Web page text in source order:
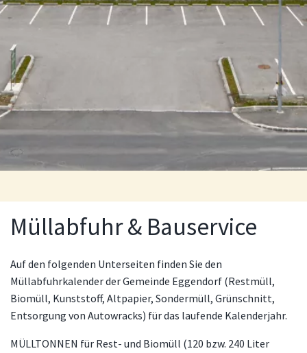
Müllabfuhr & Bauservice
Auf den folgenden Unterseiten finden Sie den
Müllabfuhrkalender der Gemeinde Eggendorf (Restmüll,
Biomüll, Kunststoff, Altpapier, Sondermüll, Grünschnitt,
Entsorgung von Autowracks) für das laufende Kalenderjahr.
MÜLLTONNEN für Rest- und Biomüll (120 bzw. 240 Liter